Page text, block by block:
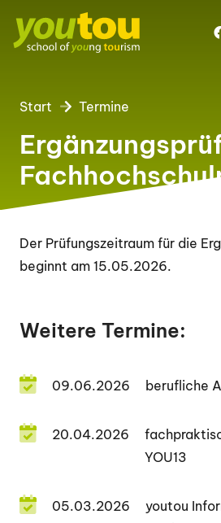
Start Termine
Der Prüfungszeitraum für die
beginnt am 15.05.2026.
Weitere Termine:
09.06.2026 berufliche
20.04.2026
YOU13
05.03.2026
youtou